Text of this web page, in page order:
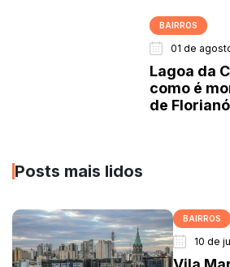
BAIRROS
01 de
Lagoa da
como é
de
Posts mais lidos
BAIRROS
10 de